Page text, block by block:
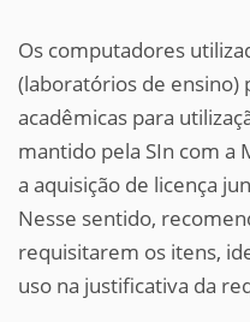
Os computadores
(laboratórios de ensino)
acadêmicas para
mantido pela SIn com a
a aquisição de licença
Nesse sentido,
requisitarem os itens,
uso na justificativa da